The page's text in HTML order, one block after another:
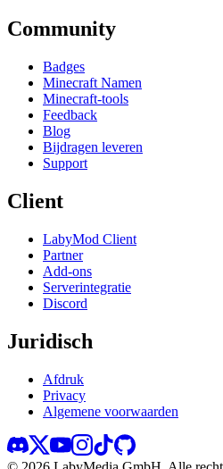
Community
Badges
Minecraft Namen
Minecraft-tools
Feedback
Blog
Bijdragen leveren
Support
Client
LabyMod Client
Partner
Add-ons
Serverintegratie
Discord
Juridisch
Afdruk
Privacy
Algemene voorwaarden